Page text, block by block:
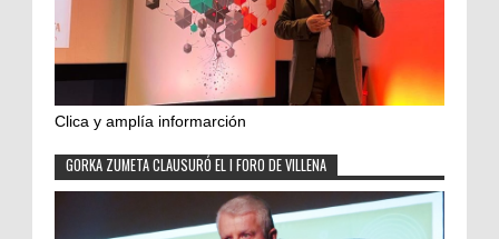
Clica y amplía informarción
GORKA ZUMETA CLAUSURÓ EL I FORO DE VILLENA